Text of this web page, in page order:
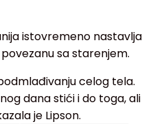
istovremeno nastavlja
sa starenjem.
celog tela.
dana stići i do toga, ali
je Lipson.